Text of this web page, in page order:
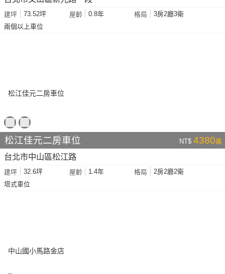
建坪 73.52坪 屋齡 0.8年 格局
3房2廳3衛
兩個以上車位
松江佳元二房車位 NT$ 4380萬
台北市中山區松江路
建坪 32.6坪 屋齡 1.4年 格局
2房2廳2衛
塔式車位